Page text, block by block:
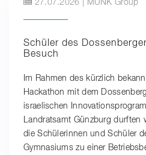
27.07.2026 | MUNK Group
Schüler des
Besuch
Im Rahmen des kürzlich
Hackathon mit dem
israelischen
Landratsamt Günzburg durften
die Schülerinnen und Schüler
Gymnasiums zu einer